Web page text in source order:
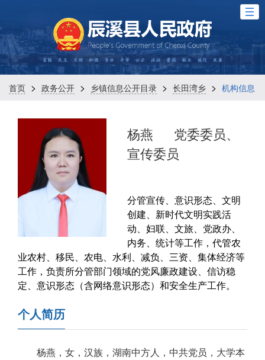
首页 > 政务公开 > 乡镇信息公开目录 > 长田湾乡 > 机构信息
杨燕
党委委员、
宣传委员
分管宣传、意识形态、文明
创建、新时代文明实践活
动、妇联、文旅、党政办、
内务、统计等工作，代管农
业农村、移民、农电、水利、减负、三资、集体经济等
工作，负责所分管部门领域的党风廉政建设、信访稳
定、意识形态（含网络意识形态）和安全生产工作。
个人简历
杨燕，女，汉族，湖南中方人，中共党员，大学本